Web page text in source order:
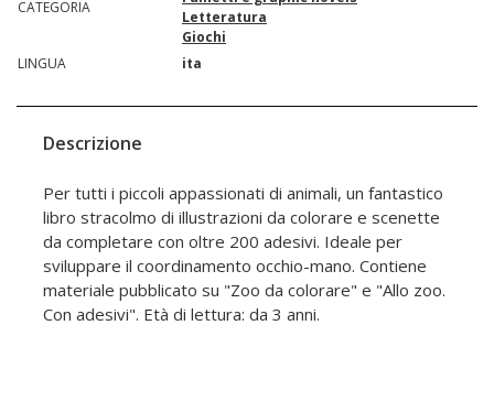
CATEGORIA
Letteratura
Giochi
LINGUA
ita
Descrizione
Per tutti i piccoli appassionati di animali, un fantastico
libro stracolmo di illustrazioni da colorare e scenette
da completare con oltre 200 adesivi. Ideale per
sviluppare il coordinamento occhio-mano. Contiene
materiale pubblicato su "Zoo da colorare" e "Allo zoo.
Con adesivi". Età di lettura: da 3 anni.